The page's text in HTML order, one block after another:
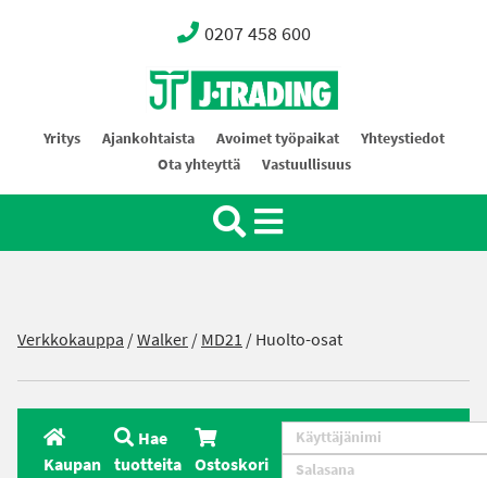
0207 458 600
Oy J-Trading Ab
Yritys Ajankohtaista Avoimet työpaikat
Yhteystiedot
Ota yhteyttä
Vastuullisuus
Verkkokauppa /Walker/MD21 /Huolto-osat
Kaupan
Hae
tuotteita Ostoskori